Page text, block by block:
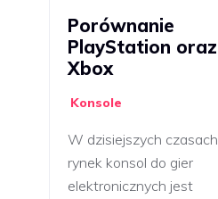
Porównanie
PlayStation oraz
Xbox
Konsole
W dzisiejszych czasach
rynek konsol do gier
elektronicznych jest